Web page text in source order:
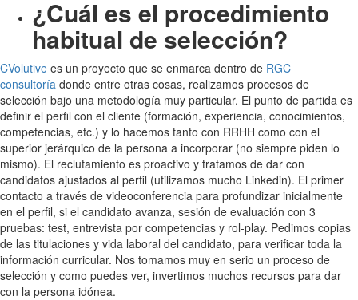
¿Cuál es el procedimiento
habitual de selección?
CVolutive es un proyecto que se enmarca dentro de RGC
consultoría donde entre otras cosas, realizamos procesos de
selección bajo una metodología muy particular. El punto de partida es
definir el perfil con el cliente (formación, experiencia, conocimientos,
competencias, etc.) y lo hacemos tanto con RRHH como con el
superior jerárquico de la persona a incorporar (no siempre piden lo
mismo). El reclutamiento es proactivo y tratamos de dar con
candidatos ajustados al perfil (utilizamos mucho Linkedin). El primer
contacto a través de videoconferencia para profundizar inicialmente
en el perfil, si el candidato avanza, sesión de evaluación con 3
pruebas: test, entrevista por competencias y rol-play. Pedimos copias
de las titulaciones y vida laboral del candidato, para verificar toda la
información curricular. Nos tomamos muy en serio un proceso de
selección y como puedes ver, invertimos muchos recursos para dar
con la persona idónea.